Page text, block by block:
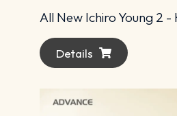
All New Ichiro Young 2 -
Details